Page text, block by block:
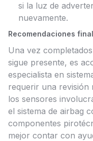
si la luz de
nuevamente.
Recomendaciones
Una vez
sigue presente, es
especialista en
requerir una revisión
los sensores
el sistema de airbag
componentes
mejor contar con